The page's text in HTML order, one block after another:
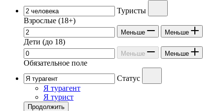
Туристы
Взрослые (18+)
Меньше Меньше
Дети (до 18)
Меньше Меньше
Обязательное поле
Статус
Я турагент
Я турист
Продолжить